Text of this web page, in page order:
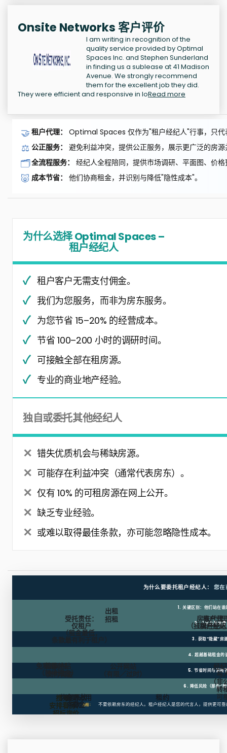
Onsite Networks 客户评价
I am writing in recognition of the
quality service provided by Optimal
Spaces Inc. and Stephen Sunderland
in finding us a sublease at 41 Madison
Avenue. We strongly recommend
them for the excellent job they did.
They were efficient and responsive in loRead more
🤝 租户代理： Optimal Spaces 仅作为"租户经纪人"行事，只代
⚖️ 公正服务： 避免利益冲突，提供公正服务，展示更广泛的房
🗂️全流程服务： 经纪人全程陪同，提供市场调研、平面图、价
🐷 成本节省： 他们协商租金，并识别与降低"隐性成本"。
为什么选择 Optimal Spaces –
租户经纪人
租户客户无需支付佣金。
我们为您服务，而非为房东服务。
为您节省 15–20% 的经营成本。
节省 100–200 小时的调研时间。
可接触全部在租房源。
专业的商业地产经验。
独自或委托其他经纪人
错失优质机会与稀缺房源。
可能存在利益冲突（通常代表房东）。
仅有 10% 的可租房源在网上公开。
缺乏专业经验。
或难以取得最佳条款，亦可能忽略隐性成本。
为什么要委托租户经纪人： 您在
1. 关键区别：他们站在谁
房东代理
（挂牌经纪
出租
招租
租户代
（租户经
受托责任：
仅租户
（租金最低，
条款最有利于租户）
2. 几乎总是免费
3. 获取“隐藏”房
4. 超越基础租金的
房东
支付佣金
公开网站
（有限／过时）
经
与
（非
转
可
免租期装修补贴
（装修资金） 5. 节省时间与流程
6. 降低风险（那些“
搜寻、
安排看房、
招标询价
恢复原状
条款
逾期占用
罚金
租约
总结： 不要依赖房东的经纪人。租户经纪人是您的代言人，提供更可